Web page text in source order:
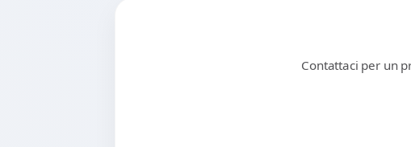
Contattaci per un